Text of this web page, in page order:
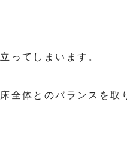
ってしまいます。
全体とのバランスを取